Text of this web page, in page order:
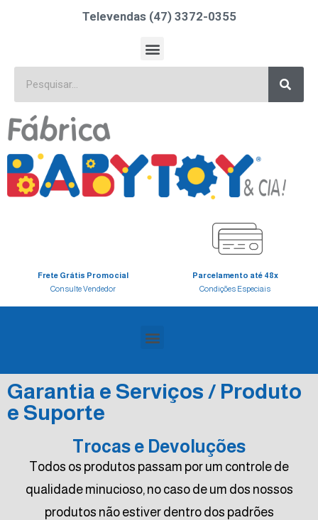
Televendas (47) 3372-0355
Frete Grátis Promocial
Consulte Vendedor
Parcelamento até 48x
Condições Especiais
Garantia e Serviços / Produto
e Suporte
Trocas e Devoluções
Todos os produtos passam por um controle de
qualidade minucioso, no caso de um dos nossos
produtos não estiver dentro dos padrões